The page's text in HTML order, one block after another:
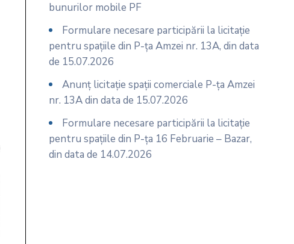
bunurilor mobile PF
Formulare necesare participării la licitație
pentru spațiile din P-ța Amzei nr. 13A, din data
de 15.07.2026
Anunț licitație spații comerciale P-ța Amzei
nr. 13A din data de 15.07.2026
Formulare necesare participării la licitație
pentru spațiile din P-ța 16 Februarie – Bazar,
din data de 14.07.2026